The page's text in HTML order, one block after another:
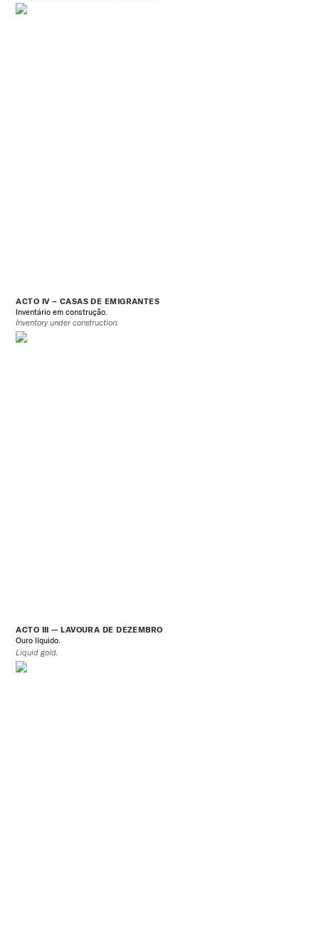
ACTO IV – CASAS DE EMIGRANTES
Inventário em construção.
Inventory under construction.
ACTO III — LAVOURA DE DEZEMBRO
Ouro líquido.
Liquid gold.